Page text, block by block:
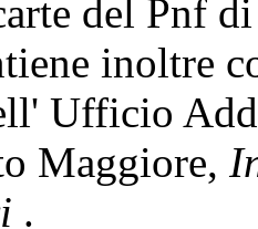
del Pnf
inoltre
Ufficio
Maggiore,
.